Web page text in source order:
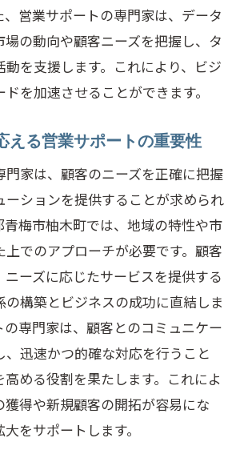
に見る営業サポートの効果
課題解決のプロセス
信頼関係構築方法
ロジェクトの進め方
に基づく営業サポートの最適化
サポートの取り入れ方
営業サポート導入ステップ
業プロセスとの統合方法
ートのROIの測定方法
ングプログラムの構築
バックループの形成
改善のための方法論
を活用した営業活動の最適化
動型の営業戦略の立案
ムの効率化とリソース配分
営業サポートの専門家は、データ
の動向や顧客ニーズを把握し、タ
を支援します。これにより、ビジ
を加速させることができます。
える営業サポートの重要性
門家は、顧客のニーズを正確に把握
ーションを提供することが求められ
青梅市柚木町では、地域の特性や市
でのアプローチが必要です。顧客
ーズに応じたサービスを提供する
の構築とビジネスの成功に直結しま
の専門家は、顧客とのコミュニケー
、迅速かつ的確な対応を行うこと
める役割を果たします。これによ
獲得や新規顧客の開拓が容易にな
をサポートします。